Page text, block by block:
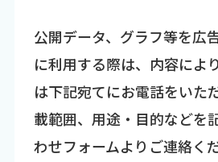
公開データ、グラフ等を広
に利用する際は、内容によ
は下記宛てにお電話をいた
載範囲、用途・目的などを
わせフォームよりご連絡くだ